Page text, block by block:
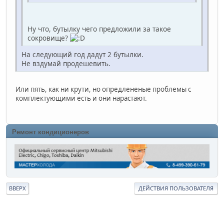
Ну что, бутылку чего предложили за такое
сокровище?
На следующий год дадут 2 бутылки.
Не вздумай продешевить.
Или пять, как ни крути, но опредлененые проблемы с
комплектующими есть и они нарастают.
Ремонт кондиционеров
ВВЕРХ ДЕЙСТВИЯ ПОЛЬЗОВАТЕЛЯ